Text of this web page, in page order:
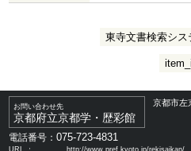
東寺文書検索シ
お問い合わせ先
京都府立京都学・歴彩館
京都市左
電話番号：075-723-4831
URL ： http://www.pref.kyoto.jp/rekisaikan/